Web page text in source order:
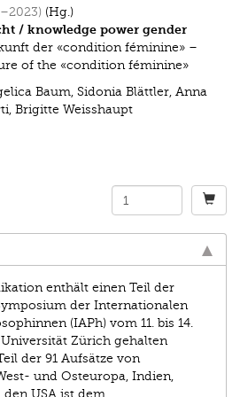
(Hg.)
/ knowledge power gender
der «condition féminine» –
of the «condition féminine»
Baum, Sidonia Blättler, Anna
Brigitte Weisshaupt
enthält einen Teil der
der Internationalen
(IAPh) vom 11. bis 14.
Zürich gehalten
der 91 Aufsätze von
und Osteuropa, Indien,
USA ist dem